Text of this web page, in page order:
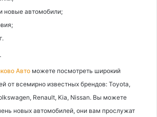
новые автомобили;
Авто можете посмотреть широкий
от всемирно известных брендов: Toyota,
Renault, Kia, Nissan. Вы можете
новых автомобилей, они вам прослужат